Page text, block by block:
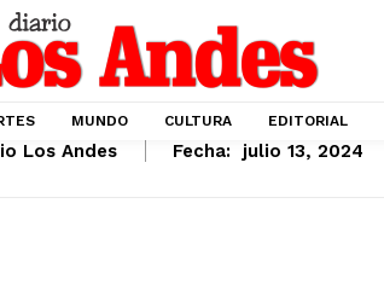
MUNDO CULTURA EDITORIAL
Los Andes Fecha: julio 13, 2024